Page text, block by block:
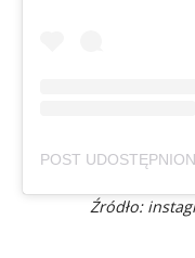
Źródło: